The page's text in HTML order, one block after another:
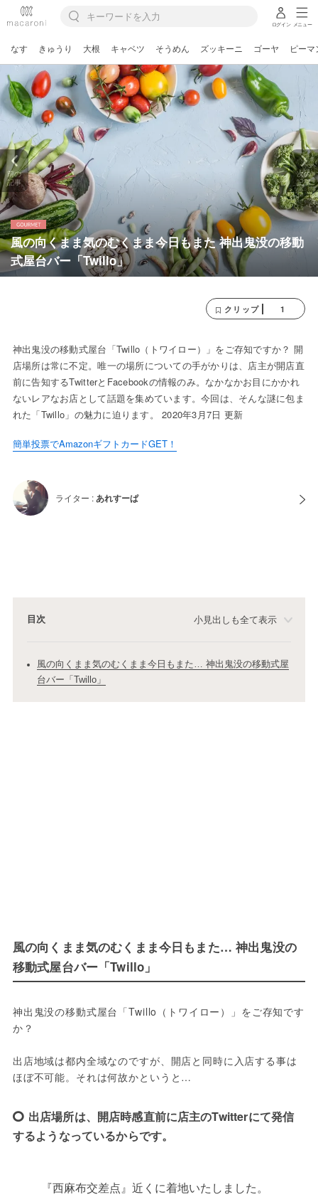
ログイン メニュー
なす きゅうり 大根 キャベツ そうめん ズッキーニ ゴーヤ ピーマ
風の向くまま気のむくまま今日もまた 神出鬼没の移動
式屋台バー「Twillo」
前の
記事
次の
記事
クリップ 1
神出鬼没の移動式屋台「Twillo（トワイロー）」をご存知ですか？ 開
店場所は常に不定。唯一の場所についての手がかりは、店主が開店直
前に告知するTwitterとFacebookの情報のみ。なかなかお目にかかれ
ないレアなお店として話題を集めています。今回は、そんな謎に包ま
れた「Twillo」の魅力に迫ります。 2020年3月7日 更新
簡単投票でAmazonギフトカードGET！
ライター :あれすーぱ
目次 小見出しも全て表示
風の向くまま気のむくまま今日もまた… 神出鬼没の移動式屋
台バー「Twillo」
風の向くまま気のむくまま今日もまた… 神出鬼没の
移動式屋台バー「Twillo」
神出鬼没の移動式屋台「Twillo（トワイロー）」をご存知です
か？
出店地域は都内全域なのですが、開店と同時に入店する事は
ほぼ不可能。それは何故かというと…
出店場所は、開店時感直前に店主のTwitterにて発信
するようなっているからです。
『西麻布交差点』近くに着地いたしました。